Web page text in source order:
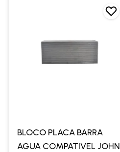
BLOCO PLACA BARRA
AGUA COMPATIVEL JOHN